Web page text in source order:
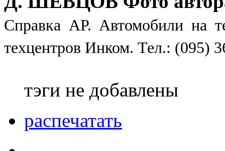
Справка АР. Автомобили на
техцентров Инком. Тел.: (095)
тэги не добавлены
распечатать